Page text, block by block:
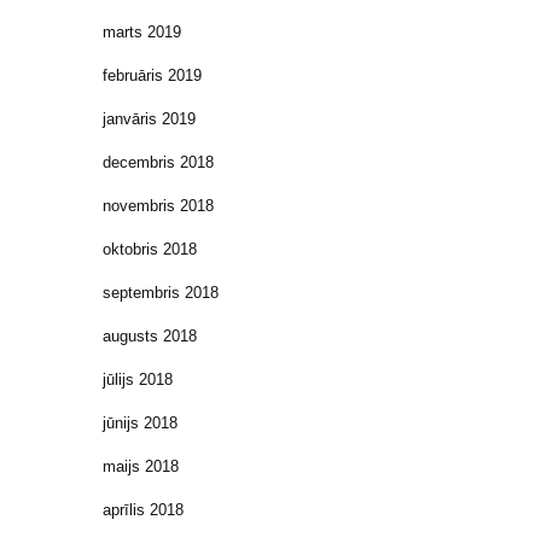
marts 2019
februāris 2019
janvāris 2019
decembris 2018
novembris 2018
oktobris 2018
septembris 2018
augusts 2018
jūlijs 2018
jūnijs 2018
maijs 2018
aprīlis 2018